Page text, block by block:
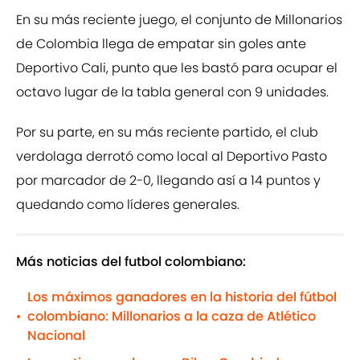
En su más reciente juego, el conjunto de Millonarios
de Colombia llega de empatar sin goles ante
Deportivo Cali, punto que les bastó para ocupar el
octavo lugar de la tabla general con 9 unidades.
Por su parte, en su más reciente partido, el club
verdolaga derrotó como local al Deportivo Pasto
por marcador de 2-0, llegando así a 14 puntos y
quedando como líderes generales.
Más noticias del futbol colombiano:
•
Los máximos ganadores en la historia del fútbol
colombiano: Millonarios a la caza de Atlético
Nacional